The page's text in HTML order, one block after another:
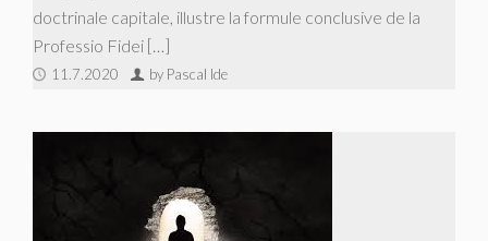
doctrinale capitale, illustre la formule conclusive de la
Professio Fidei […]
11.7.2020 by Pascal Ide